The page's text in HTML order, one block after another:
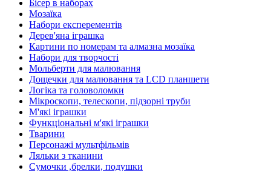
Бісер в наборах
Мозаїка
Набори експерементів
Дерев'яна іграшка
Картини по номерам та алмазна мозаїка
Набори для творчості
Мольберти для малювання
Дощечки для малювання та LCD планшети
Логіка та головоломки
Мікроскопи, телескопи, підзорні труби
М'які іграшки
Функціональні м'які іграшки
Тварини
Персонажі мультфільмів
Ляльки з тканини
Сумочки ,брелки, подушки